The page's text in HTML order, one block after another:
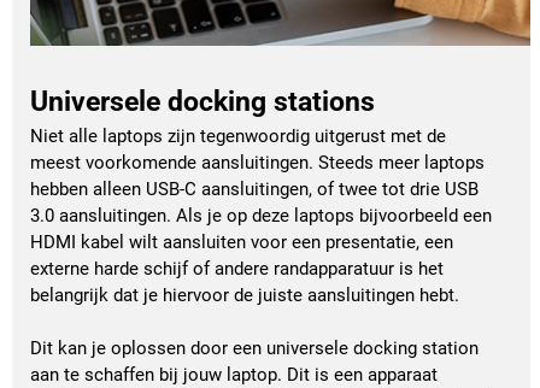
Universele docking stations
Niet alle laptops zijn tegenwoordig uitgerust met de
meest voorkomende aansluitingen. Steeds meer laptops
hebben alleen USB-C aansluitingen, of twee tot drie USB
3.0 aansluitingen. Als je op deze laptops bijvoorbeeld een
HDMI kabel wilt aansluiten voor een presentatie, een
externe harde schijf of andere randapparatuur is het
belangrijk dat je hiervoor de juiste aansluitingen hebt.
Dit kan je oplossen door een universele docking station
aan te schaffen bij jouw laptop. Dit is een apparaat